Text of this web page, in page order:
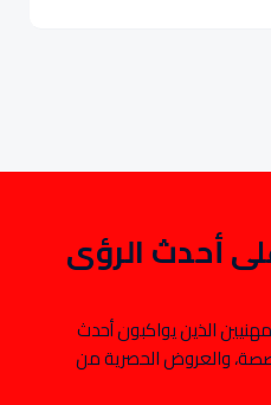
أحدث الرؤى
من 100,000 من المهنيين الذين يواكبون أحدث
والعروض الحصرية من